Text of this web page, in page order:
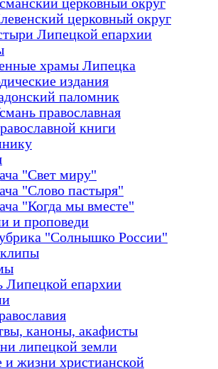
церковный округ
церковный округ
Липецкой епархии
храмы Липецка
издания
паломник
православная
книги
"Свет миру"
"Слово пастыря"
"Когда мы вместе"
и проповеди
"Солнышко России"
Липецкой епархии
каноны, акафисты
липецкой земли
и жизни христианской